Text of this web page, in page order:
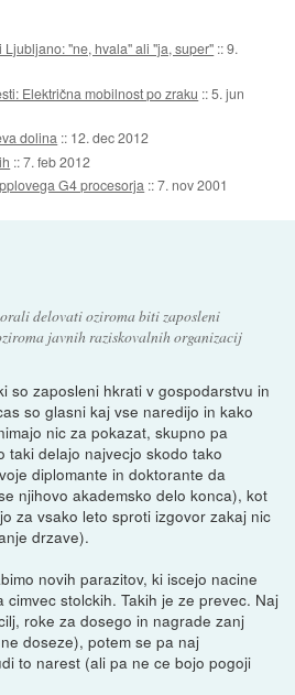
"ne, hvala" ali "ja, super" ::9.
Električna mobilnost po zraku ::5. jun
dolina :: 12. dec 2012
::7. feb 2012
G4 procesorja ::7. nov 2001
delovati oziroma biti zaposleni
javnih raziskovalnih organizacij
so zaposleni hkrati v gospodarstvu in
so glasni kaj vse naredijo in kako
nic za pokazat, skupno pa
taki delajo najvecjo skodo tako
diplomante in doktorante da
njihovo akademsko delo konca), kot
za vsako leto sproti izgovor zakaj nic
drzave).
novih parazitov, ki iscejo nacine
stolckih. Takih je ze prevec. Naj
roke za dosego in nagrade zanj
doseze), potem se pa naj
to narest (ali pa ne ce bojo pogoji